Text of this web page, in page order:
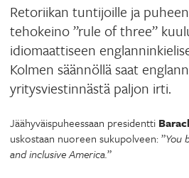
Retoriikan tuntijoille ja
tehokeino ”rule of three”
idiomaattiseen
Kolmen säännöllä saat
yritysviestinnästä paljon irti.
Jäähyväispuheessaan presidentti
uskostaan nuoreen sukupolveen: ”You
and inclusive America.”